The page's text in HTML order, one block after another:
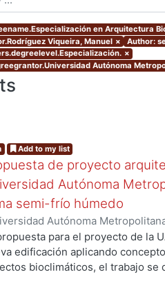
en Arquitectura
Viqueira, Manuel × Author:
×
Autónoma
Add to my list
de proyecto
Autónoma
semi-frío húmedo
Autónoma
de Información.,2005-
para el proyecto de la
edificación aplicando
bioclimáticos, el trabajo